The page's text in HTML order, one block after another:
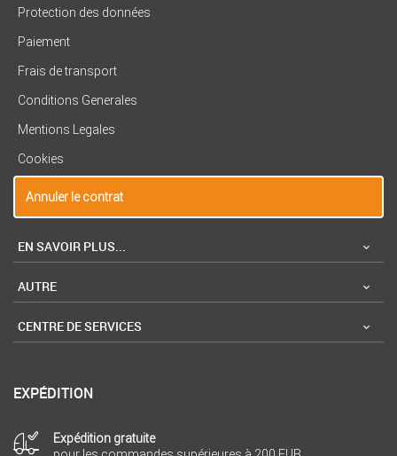
Protection des données
Paiement
Frais de transport
Conditions Generales
Mentions Legales
Cookies
Annuler le contrat
EN SAVOIR PLUS...
AUTRE
CENTRE DE SERVICES
EXPÉDITION
Expédition gratuite